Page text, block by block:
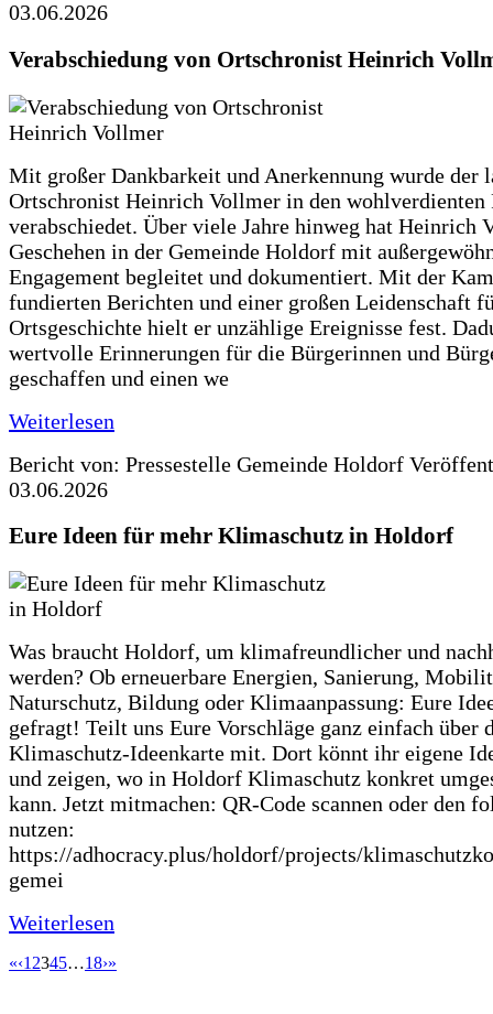
03.06.2026
Verabschiedung von Ortschronist Heinrich
Mit großer Dankbarkeit und Anerkennung wurde der
Ortschronist Heinrich Vollmer in den wohlverdienten
verabschiedet. Über viele Jahre hinweg hat Heinrich
Geschehen in der Gemeinde Holdorf mit
Engagement begleitet und dokumentiert. Mit der
fundierten Berichten und einer großen Leidenschaft
Ortsgeschichte hielt er unzählige Ereignisse fest.
wertvolle Erinnerungen für die Bürgerinnen und
geschaffen und einen we
Weiterlesen
Bericht von: Pressestelle Gemeinde Holdorf
03.06.2026
Eure Ideen für mehr Klimaschutz in Holdorf
Was braucht Holdorf, um klimafreundlicher und
werden? Ob erneuerbare Energien, Sanierung,
Naturschutz, Bildung oder Klimaanpassung: Eure
gefragt! Teilt uns Eure Vorschläge ganz einfach über
Klimaschutz-Ideenkarte mit. Dort könnt ihr eigene
und zeigen, wo in Holdorf Klimaschutz konkret
kann. Jetzt mitmachen: QR-Code scannen oder den
nutzen:
https://adhocracy.plus/holdorf/projects/
gemei
Weiterlesen
«‹1 2345…18›»